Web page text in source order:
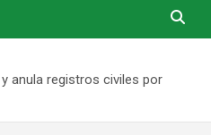
anula registros civiles por